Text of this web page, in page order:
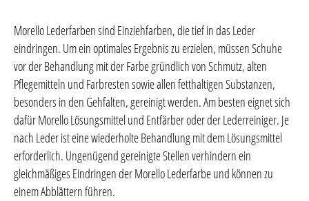
Morello Lederfarben sind Einziehfarben, die tief in das Leder
eindringen. Um ein optimales Ergebnis zu erzielen, müssen Schuhe
vor der Behandlung mit der Farbe gründlich von Schmutz, alten
Pflegemitteln und Farbresten sowie allen fetthaltigen Substanzen,
besonders in den Gehfalten, gereinigt werden. Am besten eignet sich
dafür Morello Lösungsmittel und Entfärber oder der Lederreiniger. Je
nach Leder ist eine wiederholte Behandlung mit dem Lösungsmittel
erforderlich. Ungenügend gereinigte Stellen verhindern ein
gleichmäßiges Eindringen der Morello Lederfarbe und können zu
einem Abblättern führen.